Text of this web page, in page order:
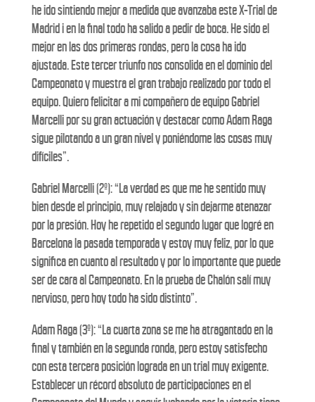
he ido sintiendo mejor a medida que avanzaba este X-Trial de
Madrid i en la final todo ha salido a pedir de boca. He sido el
mejor en las dos primeras rondas, pero la cosa ha ido
ajustada. Este tercer triunfo nos consolida en el dominio del
Campeonato y muestra el gran trabajo realizado por todo el
equipo. Quiero felicitar a mi compañero de equipo Gabriel
Marcelli por su gran actuación y destacar como Adam Raga
sigue pilotando a un gran nivel y poniéndome las cosas muy
difíciles”.
Gabriel Marcelli (2º): “La verdad es que me he sentido muy
bien desde el principio, muy relajado y sin dejarme atenazar
por la presión. Hoy he repetido el segundo lugar que logré en
Barcelona la pasada temporada y estoy muy feliz, por lo que
significa en cuanto al resultado y por lo importante que puede
ser de cara al Campeonato. En la prueba de Chalón salí muy
nervioso, pero hoy todo ha sido distinto”.
Adam Raga (3º): “La cuarta zona se me ha atragantado en la
final y también en la segunda ronda, pero estoy satisfecho
con esta tercera posición lograda en un trial muy exigente.
Establecer un récord absoluto de participaciones en el